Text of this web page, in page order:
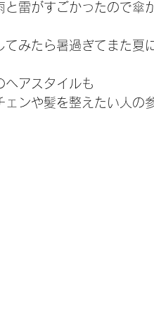
と雷がすごかったので傘
てみたら暑過ぎてまた夏
ヘアスタイルも
ェンや髪を整えたい人の